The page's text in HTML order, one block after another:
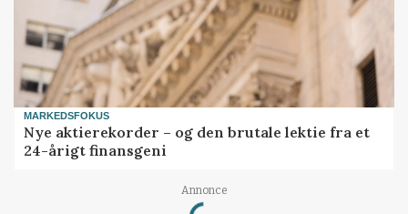
MARKEDSFOKUS
Nye aktierekorder – og den brutale lektie fra et
24-årigt finansgeni
Annonce
Loading...